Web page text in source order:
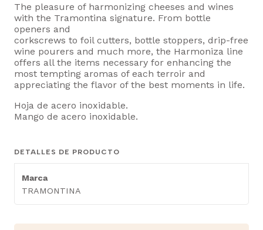
The pleasure of harmonizing cheeses and wines
with the Tramontina signature. From bottle
openers and
corkscrews to foil cutters, bottle stoppers, drip-free
wine pourers and much more, the Harmoniza line
offers all the items necessary for enhancing the
most tempting aromas of each terroir and
appreciating the flavor of the best moments in life.
Hoja de acero inoxidable.
Mango de acero inoxidable.
DETALLES DE PRODUCTO
Marca
TRAMONTINA